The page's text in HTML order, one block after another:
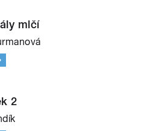
mlčí
2